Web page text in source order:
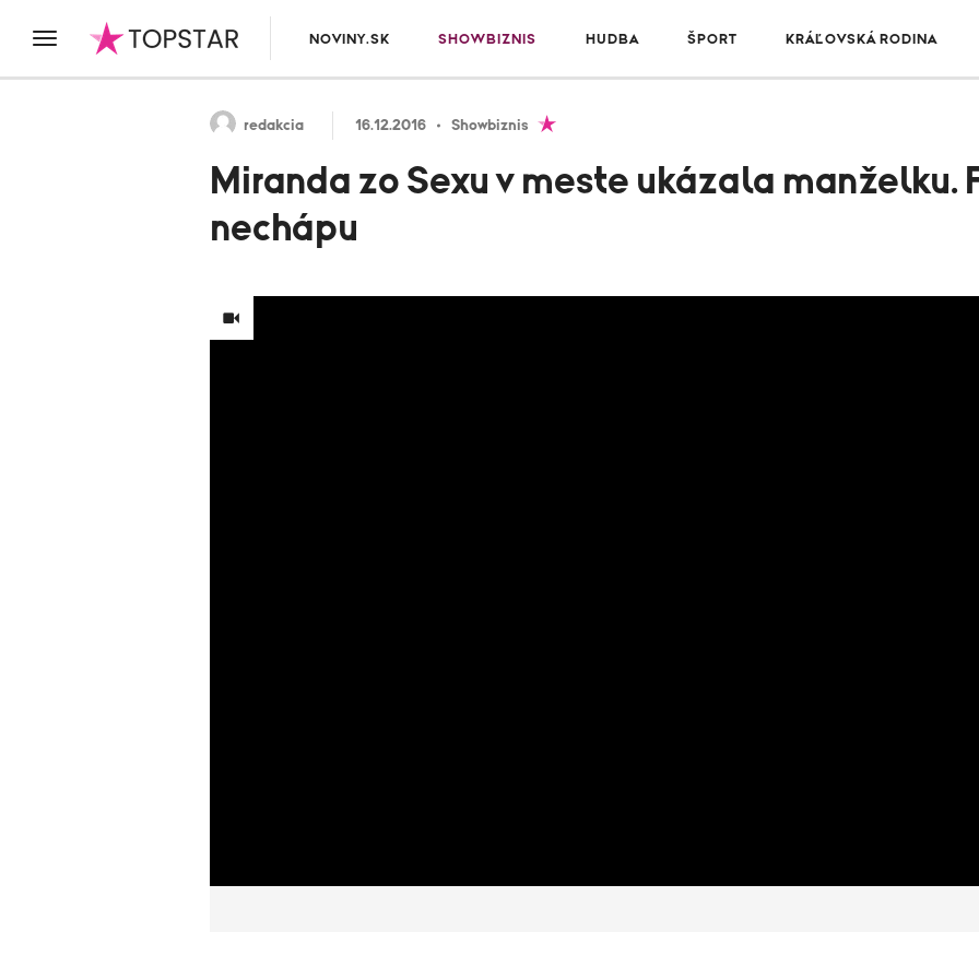
NOVINY.SK SHOWBIZNIS HUDBA ŠPORT KRÁĽOVSKÁ RODINA
redakcia 16.12.2016 Showbiznis
Miranda zo Sexu v meste ukázala manželku.
nechápu